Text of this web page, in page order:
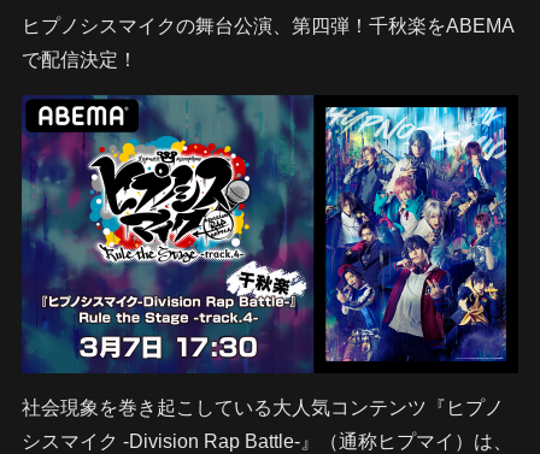
ヒプノシスマイクの舞台公演、第四弾！千秋楽をABEMA
で配信決定！
社会現象を巻き起こしている大人気コンテンツ『ヒプノ
シスマイク -Division Rap Battle-』（通称ヒプマイ）は、